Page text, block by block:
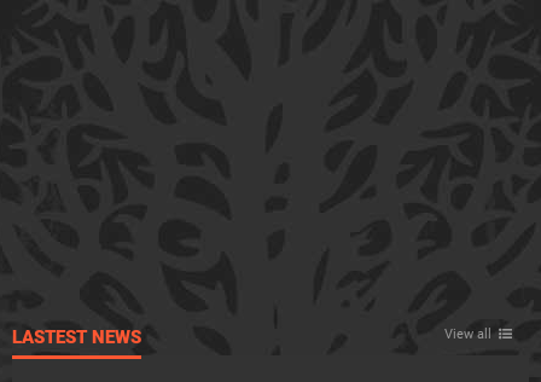
LASTEST NEWS View all